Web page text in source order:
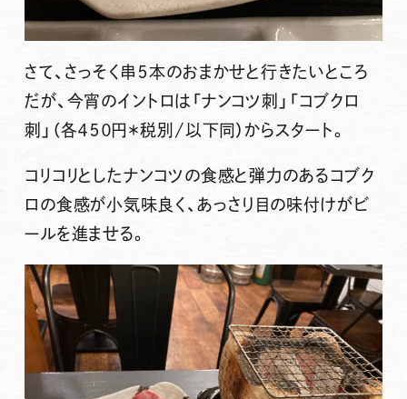
さて、さっそく串５本のおまかせと行きたいところ
だが、今宵のイントロは「ナンコツ刺」「コブクロ
刺」（各４５０円＊税別/以下同）からスタート。
コリコリとしたナンコツの食感と弾力のあるコブク
ロの食感が小気味良く、あっさり目の味付けがビ
ールを進ませる。